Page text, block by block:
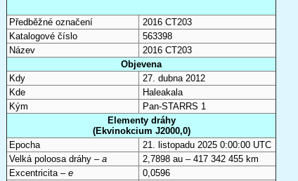
Předběžné označení
2016 CT203
Katalogové číslo
563398
Název
2016 CT203
Objevena
Kdy
27. dubna 2012
Kde
Haleakala
Kým
Pan-STARRS 1
Elementy dráhy
(Ekvinokcium J2000,0)
Epocha
21. listopadu 2025 0:00:00 UTC
Velká poloosa dráhy – a
2,7898 au – 417 342 455 km
Excentricita – e
0,0596